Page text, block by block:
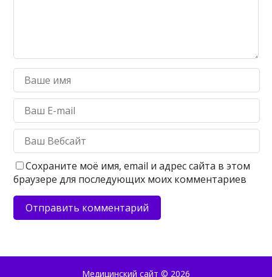
Сохраните моё имя, email и адрес сайта в этом
браузере для последующих моих комментариев
Медицинский сайт © 2026